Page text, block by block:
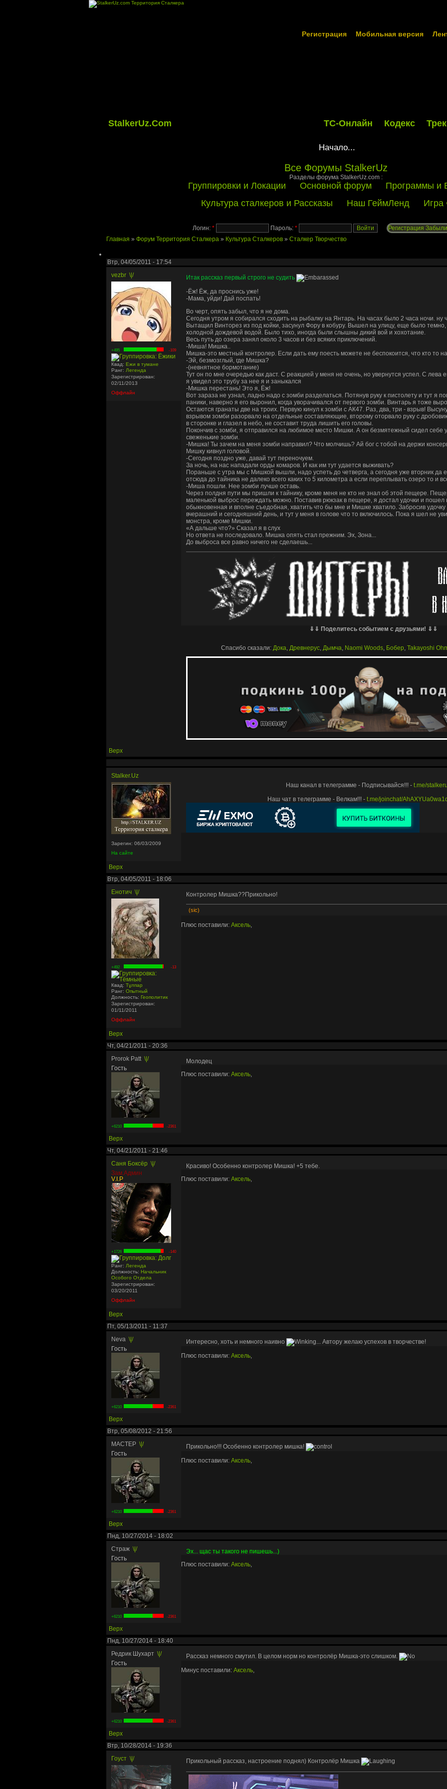
Регистрация Мобильная версия
StalkerUz.Com ТС-Онлайн Кодекс
Начало...
Все Форумы StalkerUz
Разделы форума StalkerUz.com :
Группировки и Локации Основной форум
Программы и
Культура сталкеров и Рассказы
Наш ГеймЛенд
Логин: * Пароль: * Регистрация
Главная » Форум Территория Сталкера » Культура Сталкеров » Сталкер Творчество
Втр, 04/05/2011 - 17:54
vezbr \|/
+495 -109
Квад: Ежи в тумане
Ранг: Легенда
Зарегистрирован:
02/11/2013
Оффлайн
Итак рассказ первый строго не судить
-Ёж! Ёж, да проснись уже!
-Мама, уйди! Дай поспать!
Во черт, опять забыл, что я не дома.
Сегодня утром я собирался сходить на рыбалку на Янтарь. На часах было 2 часа ночи. ну
Вытащил Винторез из под койки, засунул Фору в кобуру. Вышел на улицу, еще было
холодной дождевой водой. Было тихо, иногда были слышны дикий вой и хохотание.
Весь путь до озера занял около 3 часов и без всяких приключений.
-Миша! Мишка..
Мишка-это местный контролер. Если дать ему поесть можете не беспокоится, что кто то
-Эй, безмозглый, где Мишка?
-(невнятное бормотание)
Тут он по мне очередью как даст. С реакцией у меня не очень, но увернутся успел. С
я увидел это трубу за нее я и заныкался
-Мишка перестань! Это я, Ёж!
Вот зараза не узнал, ладно надо с зомби разделаться. Потянув руку к пистолету и тут я
паники, наверно я его выронил, когда уворачивался от первого зомби. Винтарь я тоже
Остаются гранаты две на троих. Первую кинул к зомби с АК47. Раз, два, три - взрыв!
взрывом зомби разорвало на отдельные составляющие, второму оторвало руку с
в сторонке и глазел в небо, не составит труда лишить его головы.
Покончив с зомби, я отправился на любимое место Мишки. А он безмятежный сидел себе
свеженькие зомби.
-Мишка! Ты зачем на меня зомби направил? Что молчишь? Ай бог с тобой на держи
Мишку кивнул головой.
-Сегодня поздно уже, давай тут переночуем.
За ночь, на нас нападали орды комаров. И как им тут удается выживать?
Пораньше с утра мы с Мишкой вышли, надо успеть до четверга, а сегодня уже вторник
отсюда до тайника не далеко всего каких то 5 километра а если переплывать озеро то и
-Миша пошли. Нее зомби лучше оставь.
Через полдня пути мы пришли к тайнику, кроме меня не кто не знал об этой пещере.
маленькой выброс переждать можно. Поставив рюкзак в пещере, я достал удочки и пошел
обыкновенная и вполне съедобная, хватить что бы мне и Мишке хватило. Забросив
вчерашний и сегодняшний день, и тут у меня в голове что то включилось. Пока я шел не
монстра, кроме Мишки.
«А дальше что?» Сказал я в слух
Но ответа не последовало. Мишка опять стал прежним. Эх, Зона...
До выброса все равно ничего не сделаешь...
⇓⇓ Поделитесь событием с друзьями! ⇓⇓
Спасибо сказали: Дока, Древнерус, Дымча, Naomi Woods, Бобер, Takayoshi
Верх
Stalker.Uz
Зарегин: 06/03/2009
На сайте
Наш канал в телеграмме - Подписывайся!!! - t.me/
Наш чат в телеграмме - Велкам!!! - t.me/joinchat/
Верх
Втр, 04/05/2011 - 18:06
Енотич \|/
+492 -13
Квад: Тұлпар
Ранг: Опытный
Должность: Геополитик
Зарегистрирован:
01/11/2011
Оффлайн
Контролер Мишка??Прикольно!
(sic)
Плюс поставили: Аксель
Верх
Чт, 04/21/2011 - 20:36
Prorok Patt \|/
Гость
+6210 -2361
Молодец
Плюс поставили: Аксель
Верх
Чт, 04/21/2011 - 21:46
Саня Боксёр \|/
Зам.Админ
V.I.P
+1726 -140
Ранг: Легенда
Должность: Начальник
Особого Отдела
Зарегистрирован:
03/20/2011
Оффлайн
Красиво! Особенно контролер Мишка! +5 тебе.
Плюс поставили: Аксель
Верх
Пт, 05/13/2011 - 11:37
Neva \|/
Гость
+6210 -2361
Интересно, хоть и немного наивно
... Автору желаю успехов в творчестве!
Плюс поставили: Аксель
Верх
Втр, 05/08/2012 - 21:56
MACTEP \|/
Гость
+6210 -2361
Прикольно!!! Oсобенно контролер мишка!
Плюс поставили: Аксель
Верх
Пнд, 10/27/2014 - 18:02
Страж \|/
Гость
+6210 -2361
Эх... щас ты такого не пишешь...)
Плюс поставили: Аксель
Верх
Пнд, 10/27/2014 - 18:40
Редрик Шухарт \|/
Гость
+6210 -2361
Рассказ немного смутил. В целом норм но контролёр Мишка-это слишком.
Минус поставили: Аксель
Верх
Втр, 10/28/2014 - 19:36
Гоуст \|/ Прикольный рассказ, настроение поднял) Контролёр Мишка